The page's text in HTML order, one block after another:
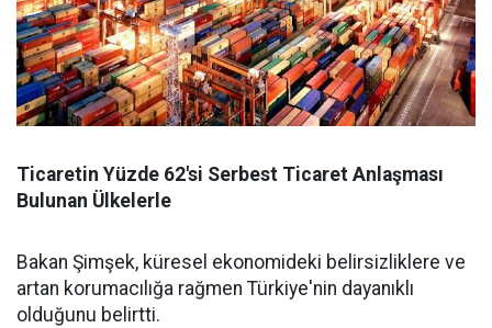
Ticaretin Yüzde 62'si Serbest Ticaret Anlaşması
Bulunan Ülkelerle
Bakan Şimşek, küresel ekonomideki belirsizliklere ve
artan korumacılığa rağmen Türkiye'nin dayanıklı
olduğunu belirtti.